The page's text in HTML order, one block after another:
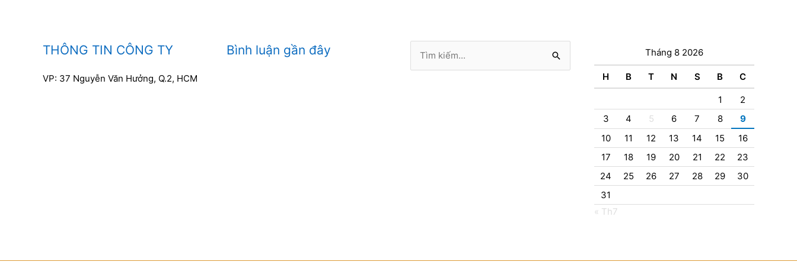
THÔNG TIN CÔNG TY
VP: 37 Nguyễn Văn Hưởng, Q.2, HCM
Bình luận gần đây
kiếm:
Tháng 8 2026
H B T N S B C
1
2
3
4 5 6 7 8
9
10
11 12 13 14 15
16
17
18 19 20 21 22
23
24
25 26 27 28 29
30
31
« Th7